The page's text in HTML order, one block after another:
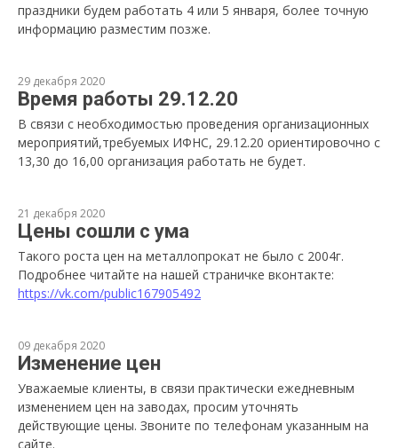
праздники будем работать 4 или 5 января, более точную
информацию разместим позже.
29 декабря 2020
Время работы 29.12.20
В связи с необходимостью проведения организационных
мероприятий,требуемых ИФНС, 29.12.20 ориентировочно с
13,30 до 16,00 организация работать не будет.
21 декабря 2020
Цены сошли с ума
Такого роста цен на металлопрокат не было с 2004г.
Подробнее читайте на нашей страничке вконтакте:
https://vk.com/public167905492
09 декабря 2020
Изменение цен
Уважаемые клиенты, в связи практически ежедневным
изменением цен на заводах, просим уточнять
действующие цены. Звоните по телефонам указанным на
сайте.